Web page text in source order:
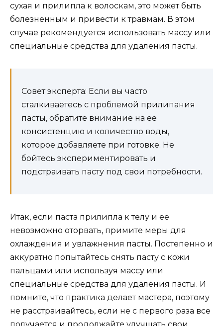
сухая и прилипла к волоскам, это может быть
болезненным и привести к травмам. В этом
случае рекомендуется использовать массу или
специальные средства для удаления пасты.
Совет эксперта: Если вы часто
сталкиваетесь с проблемой прилипания
пасты, обратите внимание на ее
консистенцию и количество воды,
которое добавляете при готовке. Не
бойтесь экспериментировать и
подстраивать пасту под свои потребности.
Итак, если паста прилипла к телу и ее
невозможно оторвать, примите меры для
охлаждения и увлажнения пасты. Постепенно и
аккуратно попытайтесь снять пасту с кожи
пальцами или используя массу или
специальные средства для удаления пасты. И
помните, что практика делает мастера, поэтому
не расстраивайтесь, если не с первого раза все